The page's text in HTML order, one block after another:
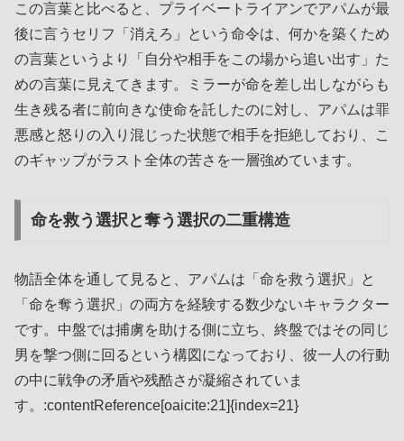
この言葉と比べると、プライベートライアンでアパムが最
後に言うセリフ「消えろ」という命令は、何かを築くため
の言葉というより「自分や相手をこの場から追い出す」た
めの言葉に見えてきます。ミラーが命を差し出しながらも
生き残る者に前向きな使命を託したのに対し、アパムは罪
悪感と怒りの入り混じった状態で相手を拒絶しており、こ
のギャップがラスト全体の苦さを一層強めています。
命を救う選択と奪う選択の二重構造
物語全体を通して見ると、アパムは「命を救う選択」と
「命を奪う選択」の両方を経験する数少ないキャラクター
です。中盤では捕虜を助ける側に立ち、終盤ではその同じ
男を撃つ側に回るという構図になっており、彼一人の行動
の中に戦争の矛盾や残酷さが凝縮されていま
す。:contentReference[oaicite:21]{index=21}